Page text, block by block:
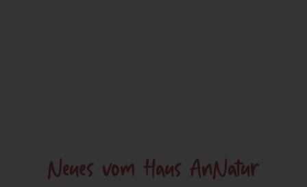
Neues vom Haus AnNatur